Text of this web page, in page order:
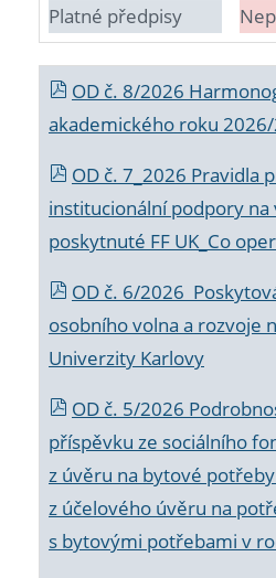
Platné předpisy
OD č. 8/2026
akademického roku
OD č. 7_2026 Pravidla
institucionální podpory na
poskytnuté FF UK_Co
OD č. 6/2026
osobního volna a rozvoje
Univerzity Karlovy
OD č. 5/2026
příspěvku ze sociálního
z úvěru na bytové
z účelového úvěru na
s bytovými potřebami v